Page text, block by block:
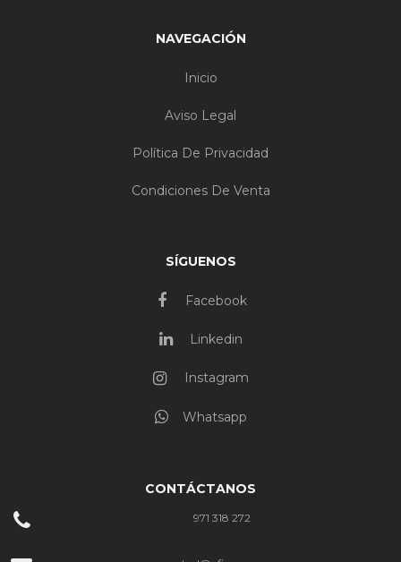
NAVEGACIÓN
Inicio
Aviso Legal
Política De Privacidad
Condiciones De Venta
SÍGUENOS
Facebook
Linkedin
Instagram
Whatsapp
CONTÁCTANOS
971 318 272